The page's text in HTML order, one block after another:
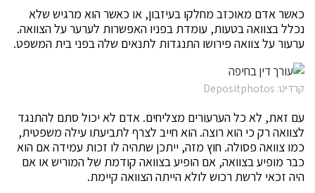
כאשר אדם מאוכזב מחלקו בעיזבון, או כאשר הוא מרגיש שלא
נכלל בצוואה בטעות, עומדת בפניו האפשרות לערער על הצוואה.
ערעור על צוואה פירושו התנגדות לתנאים שלה בפני בית המשפט.
קרדיט: Depositphotos
עם זאת, לא כל הערעורים מצליחים. אדם לא יכול סתם להתנגד
לצוואה רק כי הוא רוצה. הוא חייב לצרף לתביעתו עילה משפטית,
כמו צוואה פסולה. חוץ מזה, ייתכן שתהיה לו זכות עמידה אם הוא
כבר מופיע בצוואה, אם הופיע בצוואה קודמת של המוריש או אם
היה זכאי לרשת רכוש לולא הייתה הצוואה קיימת.